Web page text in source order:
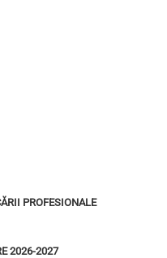
PROFESIONALE
2026-2027